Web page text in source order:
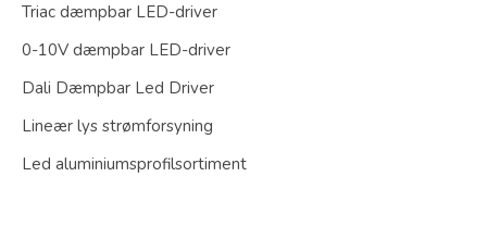
Triac dæmpbar LED-driver
0-10V dæmpbar LED-driver
Dali Dæmpbar Led Driver
Lineær lys strømforsyning
Led aluminiumsprofilsortiment